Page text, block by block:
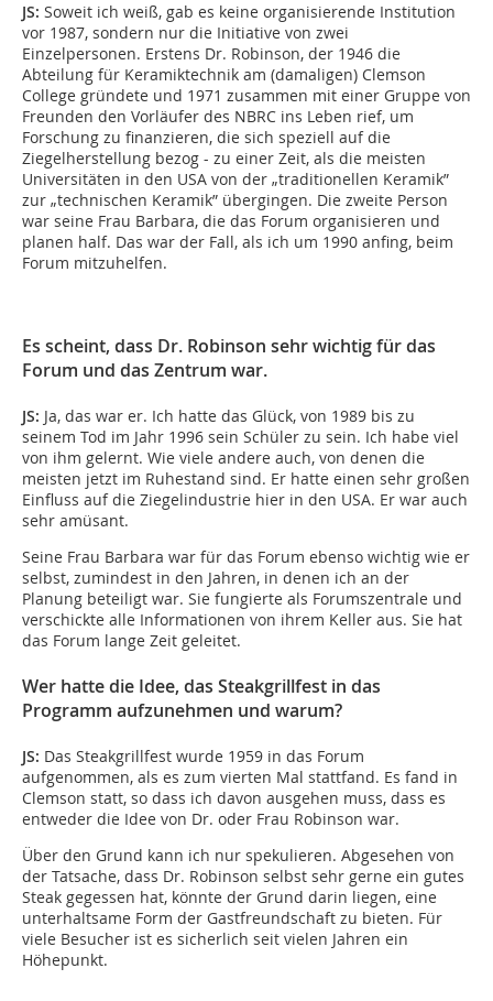
JS: Soweit ich weiß, gab es keine organisierende Institution
vor 1987, sondern nur die Initiative von zwei
Einzelpersonen. Erstens Dr. Robinson, der 1946 die
Abteilung für Keramiktechnik am (damaligen) Clemson
College gründete und 1971 zusammen mit einer Gruppe von
Freunden den Vorläufer des NBRC ins Leben rief, um
Forschung zu finanzieren, die sich speziell auf die
Ziegelherstellung bezog - zu einer Zeit, als die meisten
Universitäten in den USA von der „traditionellen Keramik”
zur „technischen Keramik” übergingen. Die zweite Person
war seine Frau Barbara, die das Forum organisieren und
planen half. Das war der Fall, als ich um 1990 anfing, beim
Forum mitzuhelfen.
Es scheint, dass Dr. Robinson sehr wichtig für das
Forum und das Zentrum war.
JS: Ja, das war er. Ich hatte das Glück, von 1989 bis zu
seinem Tod im Jahr 1996 sein Schüler zu sein. Ich habe viel
von ihm gelernt. Wie viele andere auch, von denen die
meisten jetzt im Ruhestand sind. Er hatte einen sehr großen
Einfluss auf die Ziegelindustrie hier in den USA. Er war auch
sehr amüsant.
Seine Frau Barbara war für das Forum ebenso wichtig wie er
selbst, zumindest in den Jahren, in denen ich an der
Planung beteiligt war. Sie fungierte als Forumszentrale und
verschickte alle Informationen von ihrem Keller aus. Sie hat
das Forum lange Zeit geleitet.
Wer hatte die Idee, das Steakgrillfest in das
Programm aufzunehmen und warum?
JS: Das Steakgrillfest wurde 1959 in das Forum
aufgenommen, als es zum vierten Mal stattfand. Es fand in
Clemson statt, so dass ich davon ausgehen muss, dass es
entweder die Idee von Dr. oder Frau Robinson war.
Über den Grund kann ich nur spekulieren. Abgesehen von
der Tatsache, dass Dr. Robinson selbst sehr gerne ein gutes
Steak gegessen hat, könnte der Grund darin liegen, eine
unterhaltsame Form der Gastfreundschaft zu bieten. Für
viele Besucher ist es sicherlich seit vielen Jahren ein
Höhepunkt.